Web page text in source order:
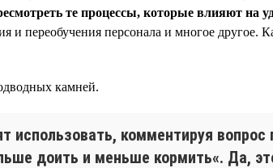
те процессы, которые влияют на
и переобучения персонала и многое
камней.
использовать, комментируя
доить и меньше кормить«. Да,